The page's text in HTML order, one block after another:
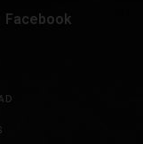
Facebook